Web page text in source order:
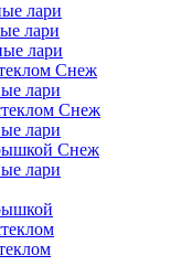
лари
лари
лари
Снеж
лари
Снеж
лари
Снеж
лари